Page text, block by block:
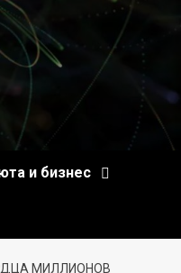
и бизнес
МИЛЛИОНОВ